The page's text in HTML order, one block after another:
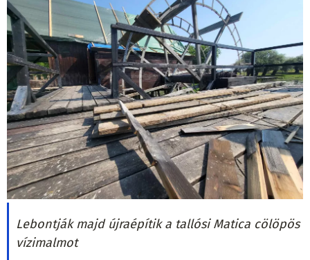
Lebontják majd újraépítik a tallósi Matica cölöpös
vízimalmot